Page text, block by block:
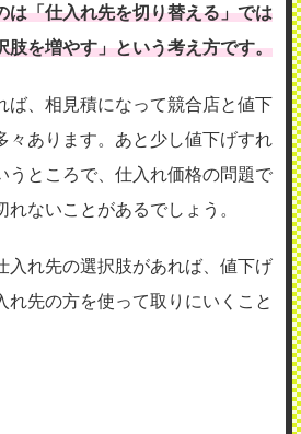
は「仕入れ先を切り替える」では
肢を増やす」という考え方です。
ば、相見積になって競合店と値下
々あります。あと少し値下げすれ
うところで、仕入れ価格の問題で
ないことがあるでしょう。
入れ先の選択肢があれば、値下げ
れ先の方を使って取りにいくこと